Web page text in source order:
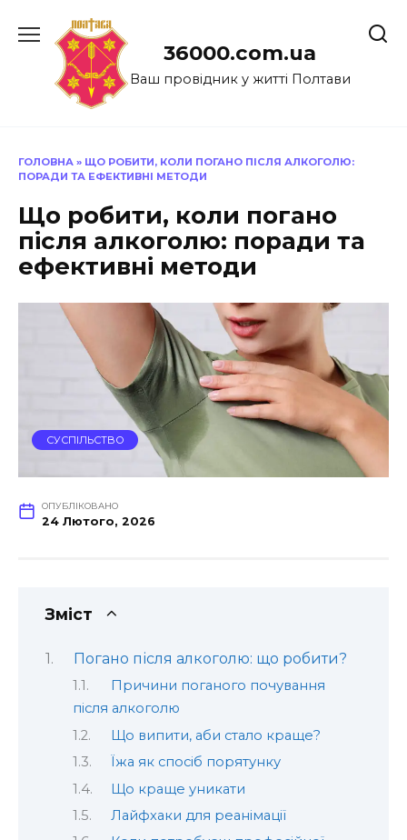
до
36000.com.ua
Ваш провідник у житті Полтави
ГОЛОВНА » ЩО РОБИТИ, КОЛИ ПОГАНО ПІСЛЯ АЛКОГОЛЮ:
ПОРАДИ ТА ЕФЕКТИВНІ МЕТОДИ
Що робити, коли погано
після алкоголю: поради та
ефективні методи
СУСПІЛЬСТВО
ОПУБЛІКОВАНО
24 Лютого, 2026
Зміст
Погано після алкоголю: що робити?
Причини поганого почування
після алкоголю
Що випити, аби стало краще?
Їжа як спосіб порятунку
Що краще уникати
Лайфхаки для реанімації